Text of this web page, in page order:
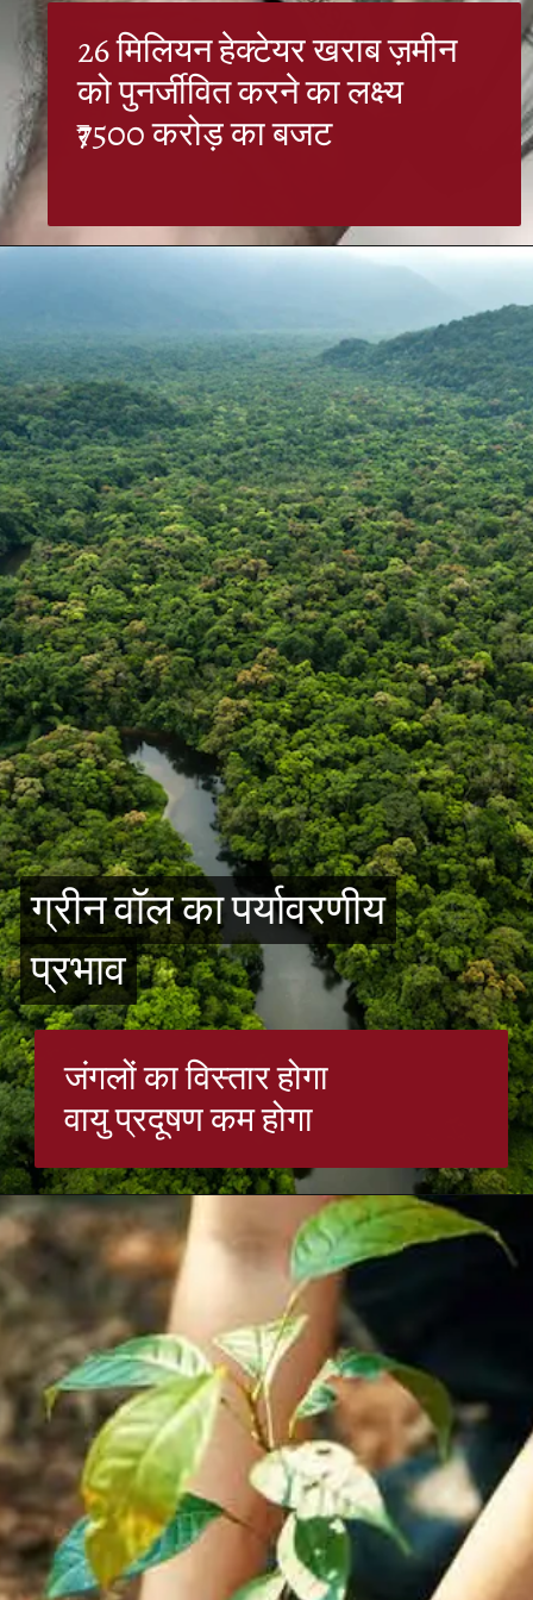
26 मिलियन हेक्टेयर खराब ज़मीन
को पुनर्जीवित करने का लक्ष्य
₹7500 करोड़ का बजट
जंगलों का विस्तार होगा
वायु प्रदूषण कम होगा
ग्रीन वॉल का पर्यावरणीय
प्रभाव
ग्रीन वॉल का पर्यावरणीय
प्रभाव